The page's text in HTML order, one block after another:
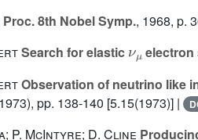
Proc. 8th Nobel Symp., 1968, p.
Search for elastic
Observation of neutrino like
pp. 138-140 [5.15(1973)] |
P. McIntyre; D. Cline